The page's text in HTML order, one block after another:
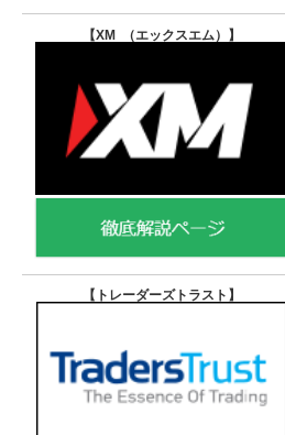
【XM （エックスエム） 】
【トレーダーズトラスト 】